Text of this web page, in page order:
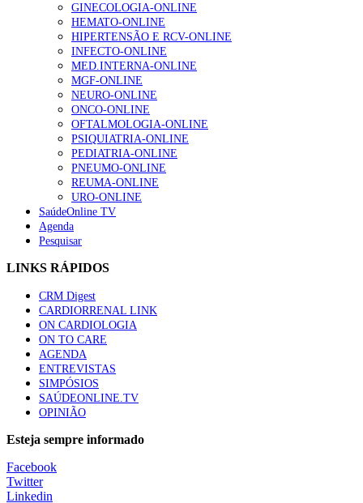
GINECOLOGIA-ONLINE
HEMATO-ONLINE
HIPERTENSÃO E RCV-ONLINE
INFECTO-ONLINE
MED.INTERNA-ONLINE
MGF-ONLINE
NEURO-ONLINE
ONCO-ONLINE
OFTALMOLOGIA-ONLINE
PSIQUIATRIA-ONLINE
PEDIATRIA-ONLINE
PNEUMO-ONLINE
REUMA-ONLINE
URO-ONLINE
SaúdeOnline TV
Agenda
Pesquisar
LINKS RÁPIDOS
CRM Digest
CARDIORRENAL LINK
ON CARDIOLOGIA
ON TO CARE
AGENDA
ENTREVISTAS
SIMPÓSIOS
SAÚDEONLINE.TV
OPINIÃO
Esteja sempre informado
Facebook
Twitter
Linkedin